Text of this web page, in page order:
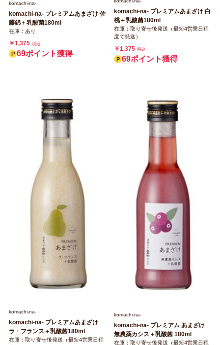
komachi‐na‐
komachi‐na‐ プレミアムあまざけ 佐
藤錦＋乳酸菌180ml
在庫：あり
￥1,375 税込
69ポイント獲得
komachi‐na‐ プレミアムあまざけ 白
桃＋乳酸菌180ml
在庫：取り寄せ後発送（最短4営業日程
度で発送）
￥1,375 税込
69ポイント獲得
komachi‐na‐
komachi‐na‐ プレミアムあまざけ
ラ・フランス＋乳酸菌180ml
在庫：取り寄せ後発送（最短4営業日程
komachi‐na‐
komachi‐na‐ プレミアム あまざけ
無農薬カシス＋乳酸菌 180ml
在庫：取り寄せ後発送（最短4営業日程